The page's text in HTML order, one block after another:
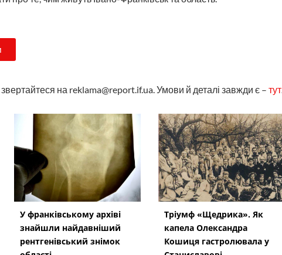
на reklama@report.if.ua. Умови й деталі завжди є – тут
У франківському архіві
знайшли найдавніший
рентгенівський знімок
Тріумф «Щедрика». Як
капела Олександра
Кошиця гастролювала у